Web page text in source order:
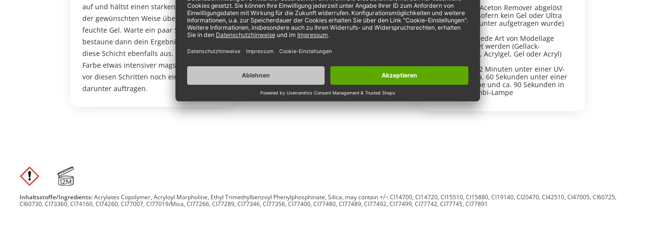
auf und hältst einen starken Magneten in
der gewünschten Weise über das noch
feuchte Gel. Warte ein paar Sekunden,
bestaune dann dein Ergebnis und härte
diese Schicht ebenfalls aus. Wenn du die
Farbe etwas intensiver magst, kannst du
vor diesen Schritten noch ein Weiß
darunter auftragen.
sollte man immer sehr dünn auftragen,
damit sie ideal aushärten und keine
unausgehärteten Stellen bilden.
kann mit Aceton Remover abgelöst
werden (sofern kein Gel oder Ultra
Bond darunter aufgetragen wurde)
kann für jede Art von Modellage
verwendet werden (Gellack-
Maniküre, Acrylgel, Gel oder Acryl)
härtet in 2 Minuten unter einer UV-
Lampe, ca. 60 Sekunden unter einer
LED-Lampe und ca. 90 Sekunden in
einer Kombi-Lampe
Inhaltsstoffe/Ingredients:Acrylates Copolymer, Acryloyl Morpholine, Ethyl Trimethylbenzoyl Phenylphosphinate, Silica, may contain +/-: CI14700, CI14720, CI15510, CI15880, CI19140, CI20470, CI42510, CI47005, CI60725,
CI60730, CI73360, CI74160, CI74260, CI77007, CI77019/Mica, CI77266, CI77289, CI77346, CI77356, CI77400, CI77480, CI77489, CI77492, CI77499, CI77742, CI77745, CI77891